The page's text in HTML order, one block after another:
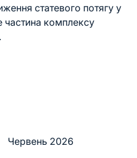
статевого потягу у
частина комплексу
Червень 2026